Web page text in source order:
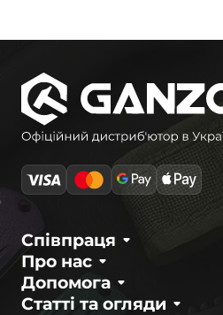
Про нас
Співпраця
Статті та огляди
Допомога